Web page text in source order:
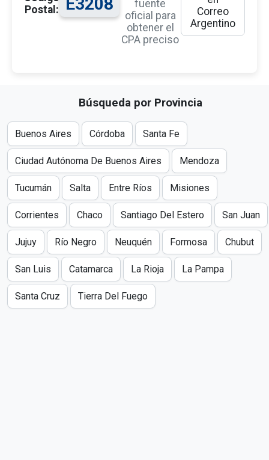
Postal:
fuente
oficial para
obtener el
CPA preciso
Correo
Argentino
Búsqueda por Provincia
Buenos Aires Córdoba Santa Fe
Ciudad Autónoma De Buenos Aires Mendoza
Tucumán Salta Entre Ríos Misiones
Corrientes Chaco Santiago Del Estero San Juan
Jujuy Río Negro Neuquén Formosa Chubut
San Luis Catamarca La Rioja La Pampa
Santa Cruz Tierra Del Fuego